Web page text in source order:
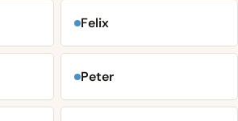
Felix
Peter